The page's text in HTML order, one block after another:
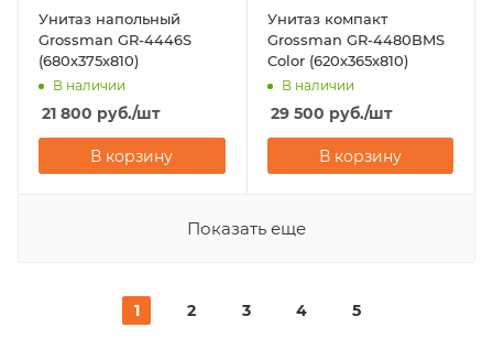
Унитаз напольный
Grossman GR-4446S
(680х375х810)
В наличии
21 800 руб./шт
В корзину
Унитаз компакт
Grossman GR-4480BMS
Color (620х365х810)
В наличии
29 500 руб./шт
В корзину
Показать еще
1 2 3 4 5